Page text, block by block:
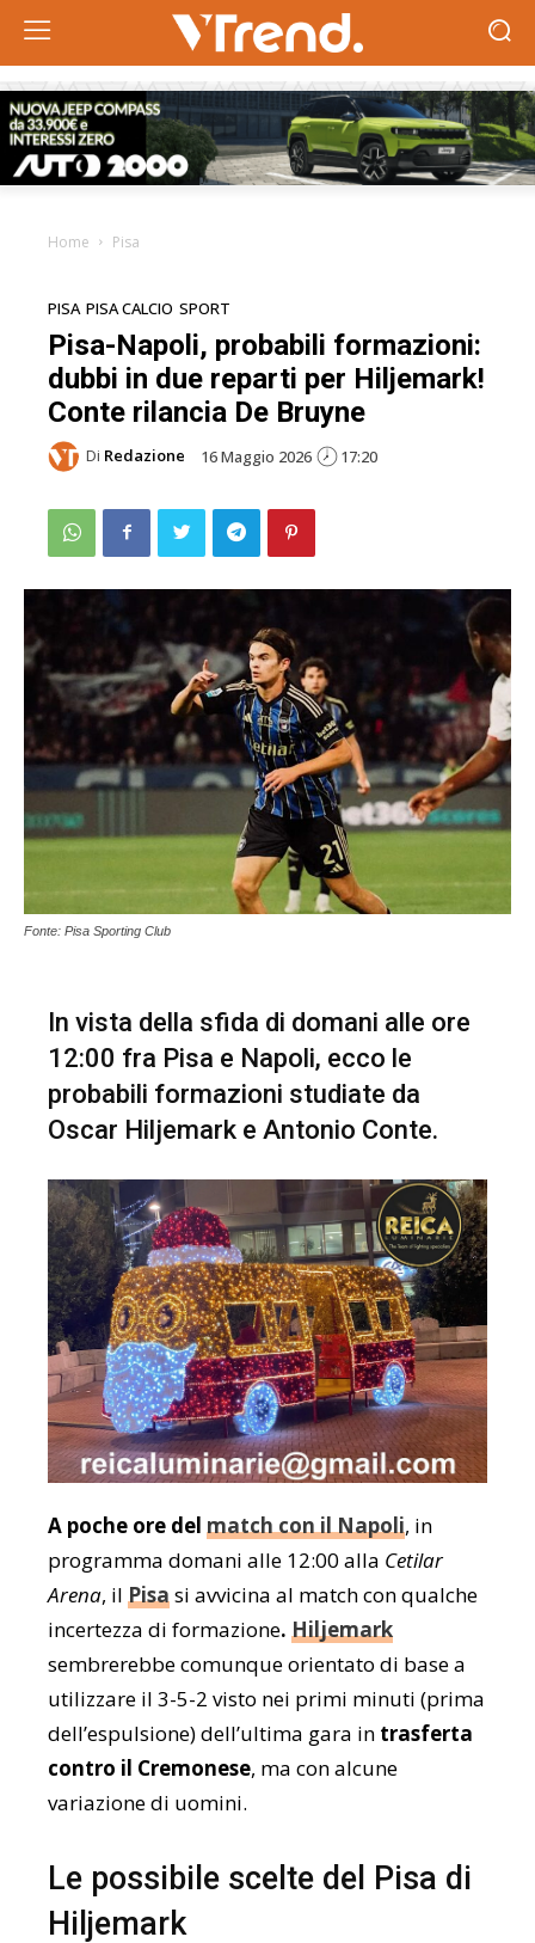
Home Pisa
PISA PISA CALCIO SPORT
Pisa-Napoli, probabili formazioni:
dubbi in due reparti per Hiljemark!
Conte rilancia De Bruyne
Di Redazione 16 Maggio 2026 17:20
Fonte: Pisa Sporting Club
In vista della sfida di domani alle ore
12:00 fra Pisa e Napoli, ecco le
probabili formazioni studiate da
Oscar Hiljemark e Antonio Conte.
A poche ore del match con il Napoli, in
programma domani alle 12:00 alla Cetilar
Arena, il Pisasi avvicina al match con qualche
incertezza di formazione. Hiljemark
sembrerebbe comunque orientato di base a
utilizzare il 3-5-2 visto nei primi minuti (prima
dell’espulsione) dell’ultima gara in trasferta
contro il Cremonese, ma con alcune
variazione di uomini.
Le possibile scelte del Pisa di
Hiljemark